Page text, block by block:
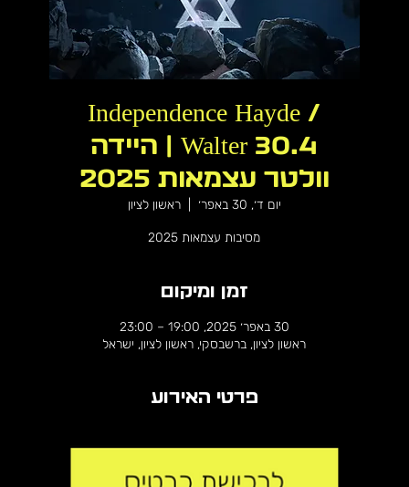
Independence Hayde /
Walter 30.4 | היידה
וולטר עצמאות 2025
יום ד׳, 30 באפר׳
  |
ראשון לציון
מסיבות עצמאות 2025
זמן ומיקום
30 באפר׳ 2025, 19:00 – 23:00
ראשון לציון, ברשבסקי, ראשון לציון, ישראל
פרטי האירוע